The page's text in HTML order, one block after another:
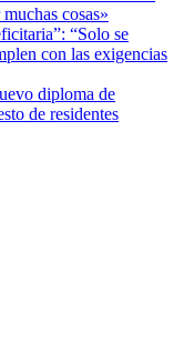
cosas»
“Solo se
con las exigencias
diploma de
de residentes